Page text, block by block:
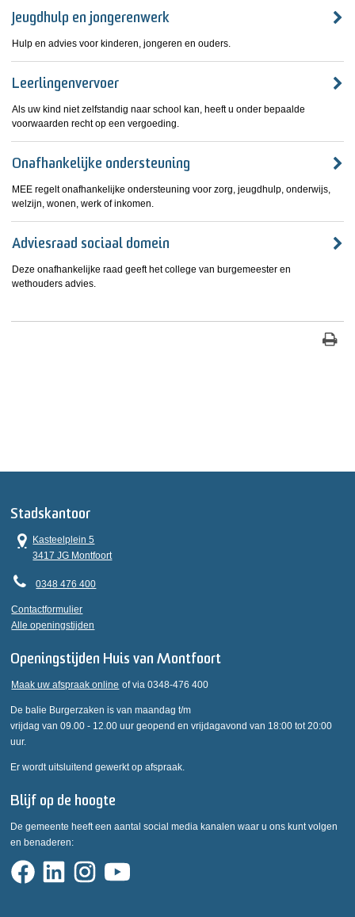
Jeugdhulp en jongerenwerk
Hulp en advies voor kinderen, jongeren en ouders.
Leerlingenvervoer
Als uw kind niet zelfstandig naar school kan, heeft u onder bepaalde
voorwaarden recht op een vergoeding.
Onafhankelijke ondersteuning
MEE regelt onafhankelijke ondersteuning voor zorg, jeugdhulp, onderwijs,
welzijn, wonen, werk of inkomen.
Adviesraad sociaal domein
Deze onafhankelijke raad geeft het college van burgemeester en
wethouders advies.
Stadskantoor
Kasteelplein 5
3417 JG Montfoort
0348 476 400
Contactformulier
Alle openingstijden
Openingstijden Huis van Montfoort
Maak uw afspraak online of via 0348-476 400
De balie Burgerzaken is van maandag t/m
vrijdag van 09.00 - 12.00 uur geopend en vrijdagavond van 18:00 tot 20:00
uur.
Er wordt uitsluitend gewerkt op afspraak.
Blijf op de hoogte
De gemeente heeft een aantal social media kanalen waar u ons kunt volgen
en benaderen: